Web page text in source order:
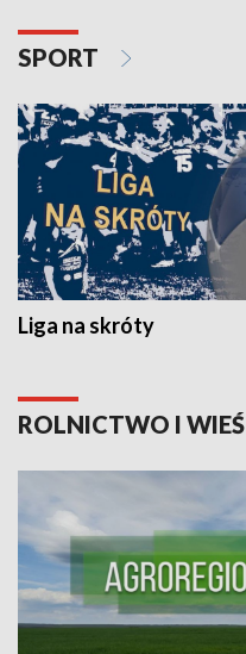
SPORT
Liga na skróty
ROLNICTWO I WIEŚ